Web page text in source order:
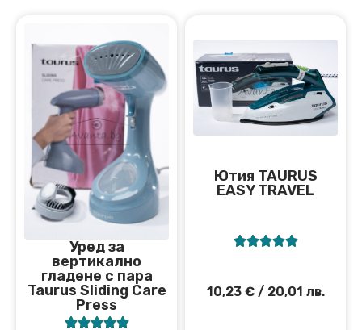
Уред за
вертикално
гладене с пара
Taurus Sliding Care
Press

Ютия TAURUS
EASY TRAVEL

10,23 €/ 20,01 лв.